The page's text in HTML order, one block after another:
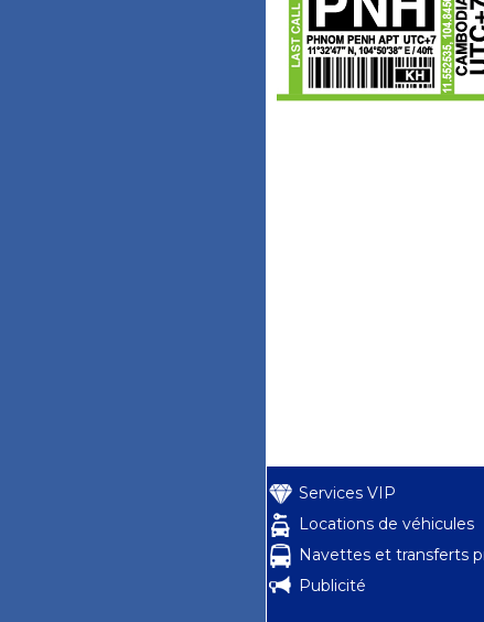
Services VIP
Locations de véhicules
Navettes et transferts
Publicité